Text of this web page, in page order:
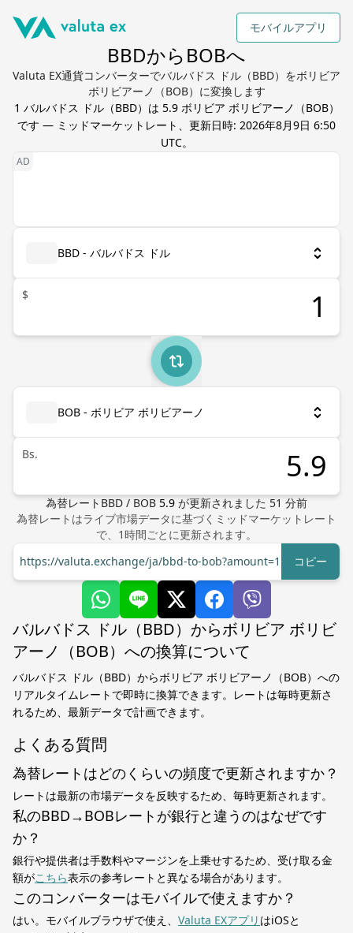
モバイルアプリ
BBDからBOBへ
Valuta EX通貨コンバーターでバルバドス ドル（BBD）をボリビア
ボリビアーノ（BOB）に変換します
1 バルバドス ドル（BBD）は 5.9 ボリビア ボリビアーノ （BOB）
です — ミッドマーケットレート、更新日時: 2026年8月9日 6:50
UTC。
BBD - バルバドス ドル
$
BOB - ボリビア ボリビアーノ
Bs.
為替レート BBD / BOB 5.9 が更新されました 51 分前
為替レートはライブ市場データに基づくミッドマーケットレート
で、1時間ごとに更新されます。
https://valuta.exchange/ja/bbd-to-bob?amount=1
コピー
バルバドス ドル（BBD）からボリビア ボリビ
アーノ（BOB）への換算について
バルバドス ドル（BBD）からボリビア ボリビアーノ（BOB）への
リアルタイムレートで即時に換算できます。レートは毎時更新さ
れるため、最新データで計画できます。
よくある質問
為替レートはどのくらいの頻度で更新されますか？
レートは最新の市場データを反映するため、毎時更新されます。
私のBBD→BOBレートが銀行と違うのはなぜです
か？
銀行や提供者は手数料やマージンを上乗せするため、受け取る金
額がこちら表示の参考レートと異なる場合があります。
このコンバーターはモバイルで使えますか？
はい。モバイルブラウザで使え、 Valuta EXアプリ はiOSと